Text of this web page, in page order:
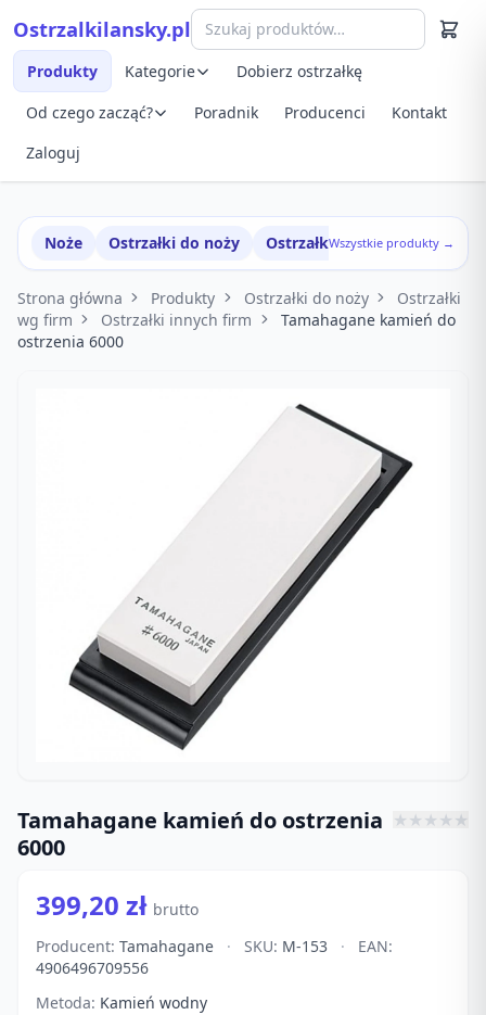
Ostrzalkilansky.pl
Produkty Kategorie
Dobierz ostrzałkę
Od czego zacząć?
Poradnik Producenci
Kontakt
Zaloguj
Noże Ostrzałki do noży Ostrzałki w zestawach
Wszystkie produkty →
Strona główna Produkty Ostrzałki do noży
Ostrzałki
wg firm
Ostrzałki innych firm
Tamahagane kamień do
ostrzenia 6000
Tamahagane kamień do ostrzenia
6000
★★★★★
399,20 zł brutto
Producent: Tamahagane · SKU: M-153 ·
EAN:
4906496709556
Metoda: Kamień wodny
Szybki podgląd produktu